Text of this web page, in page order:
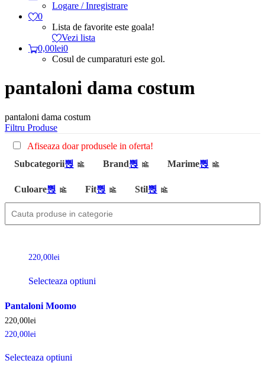
Logare / Inregistrare
0
Lista de favorite este goala!
Vezi lista
0,00lei0
Cosul de cumparaturi este gol.
pantaloni dama costum
pantaloni dama costum
Filtru Produse
Afiseaza doar produsele in oferta!
Subcategorii
Brand Marime
Culoare Fit Stil
220,00lei
Selecteaza optiuni
Pantaloni Moomo
220,00lei
220,00lei
Selecteaza optiuni